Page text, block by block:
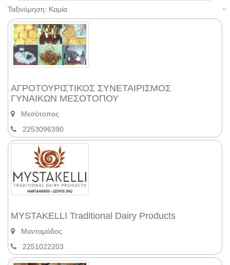
Ταξινόμηση: Καμία
ΑΓΡΟΤΟΥΡΙΣΤΙΚΟΣ ΣΥΝΕΤΑΙΡΙΣΜΟΣ
ΓΥΝΑΙΚΩΝ ΜΕΣΟΤΟΠΟΥ
Μεσότοπος
2253096390
MYSTAKELLI Traditional Dairy Products
Μανταμάδος
2251022203